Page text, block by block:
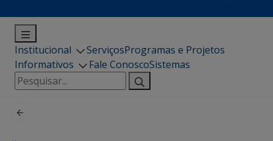
Institucional ServiçosProgramas e Projetos
Informativos
Fale ConoscoSistemas
Pesquisar
por: